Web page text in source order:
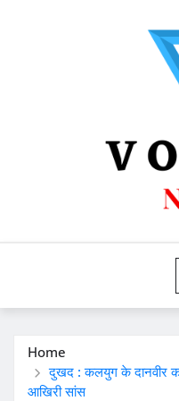
Home
दुखद : कलयुग के दानवीर
आखिरी सांस